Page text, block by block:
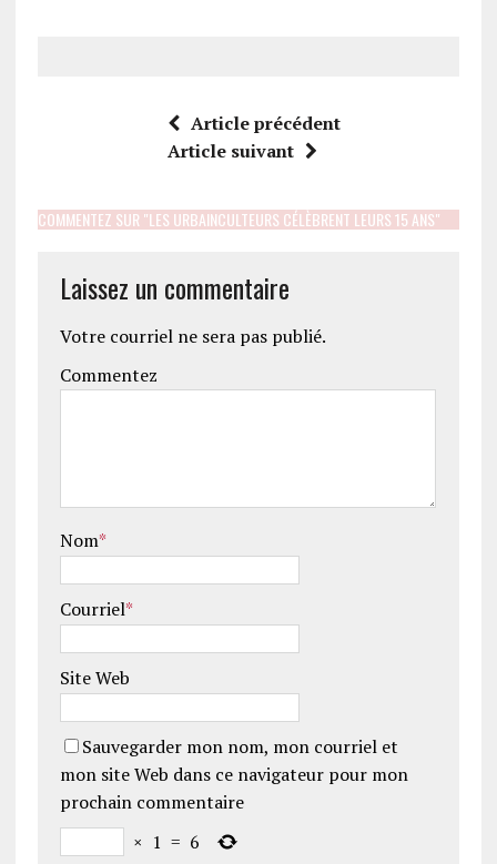
Article précédent
Article suivant
COMMENTEZ SUR "LES URBAINCULTEURS CÉLÈBRENT LEURS 15 ANS"
Laissez un commentaire
Votre courriel ne sera pas publié.
Commentez
Nom*
Courriel*
Site Web
Sauvegarder mon nom, mon courriel et
mon site Web dans ce navigateur pour mon
prochain commentaire
× 1 = 6